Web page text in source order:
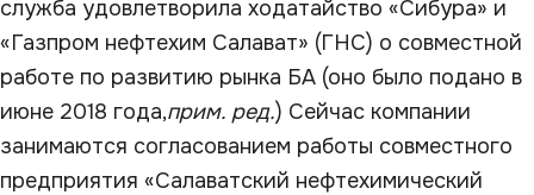
служба удовлетворила ходатайство «Сибура» и
«Газпром нефтехим Салават» (ГНС) о совместной
работе по развитию рынка БА (оно было подано в
июне 2018 года,прим. ред.) Сейчас компании
занимаются согласованием работы совместного
предприятия «Салаватский нефтехимический